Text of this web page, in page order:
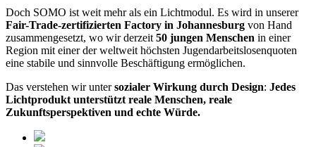
Doch SOMO ist weit mehr als ein Lichtmodul. Es wird in unserer
Fair-Trade-zertifizierten Factory in Johannesburg von Hand
zusammengesetzt, wo wir derzeit 50 jungen Menschen in einer
Region mit einer der weltweit höchsten Jugendarbeitslosenquoten
eine stabile und sinnvolle Beschäftigung ermöglichen.
Das verstehen wir untersozialer Wirkung durch Design: Jedes
Lichtprodukt unterstützt reale Menschen, reale
Zukunftsperspektiven und echte Würde.